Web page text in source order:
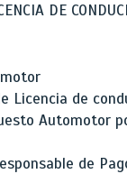
DE
Licencia de
Automotor
de